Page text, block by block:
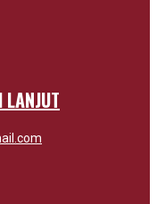
LANJUT